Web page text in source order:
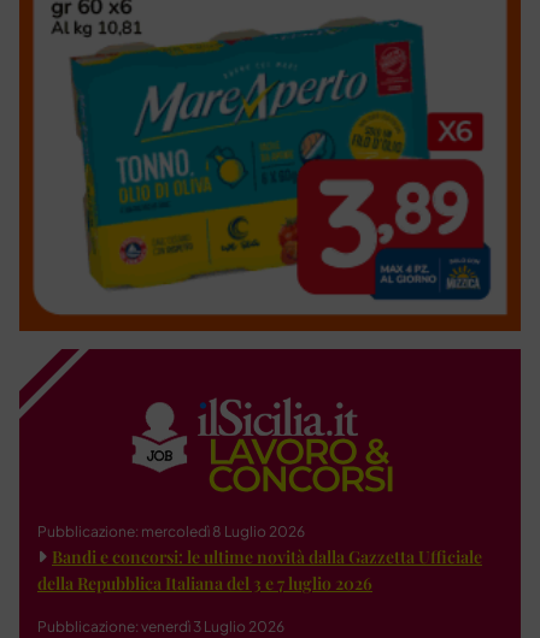
Pubblicazione: mercoledì 8 Luglio 2026
Bandi e concorsi: le ultime novità dalla Gazzetta Ufficiale
della Repubblica Italiana del 3 e 7 luglio 2026
Pubblicazione: venerdì 3 Luglio 2026